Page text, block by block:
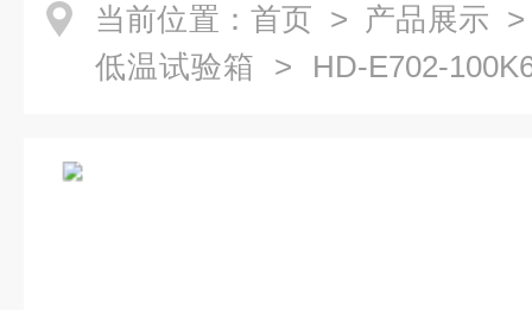
当前位置： 首页 > 产品展示
低温试验箱 > HD-E702-